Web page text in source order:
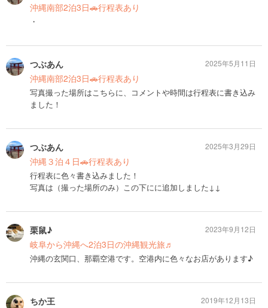
沖縄南部2泊3日🚗行程表あり
・
つぶあん
沖縄南部2泊3日🚗行程表あり
写真撮った場所はこちらに、コメントや時間は行程表に書き込み
ました！
2025年5月11日
つぶあん
沖縄３泊４日🚗行程表あり
行程表に色々書き込みました！
写真は（撮った場所のみ）この下にに追加しました↓↓
2025年3月29日
栗鼠♪
岐阜から沖縄へ2泊3日の沖縄観光旅♬
沖縄の玄関口、那覇空港です。空港内に色々なお店があります♪
2023年9月12日
ちか王 2019年12月13日